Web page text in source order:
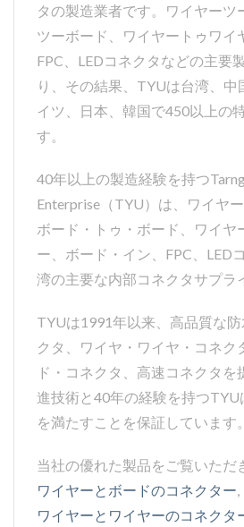
タの製造業者です。ワイヤーツ
ツーボード、ワイヤートゥワイ
FPC、LEDコネクタなどの主要
り、その結果、TYUは台湾、中
イツ、日本、韓国で450以上の
す。
40年以上の製造経験を持つ
Enterprise（TYU）は、ワイヤ
ボード・トゥ・ボード、ワイヤ
ー、ボード・イン、FPC、LED
湾の主要な内部コネクタサプラ
TYUは1991年以来、高品質な
クタ、ワイヤ・ワイヤ・コネク
ド・コネクタ、高速コネクタ
進技術と40年の経験を持つTYU
を満たすことを保証しています。
当社の優れた製品をご覧いただ
ワイヤーとボードのコネクター
ワイヤーとワイヤーのコネクタ